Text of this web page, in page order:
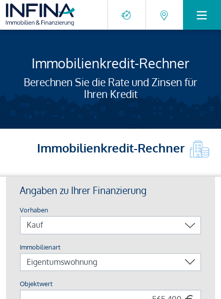
Immobilienkredit-Rechner
Berechnen Sie die Rate und Zinsen für
Ihren Kredit
Immobilienkredit-Rechner